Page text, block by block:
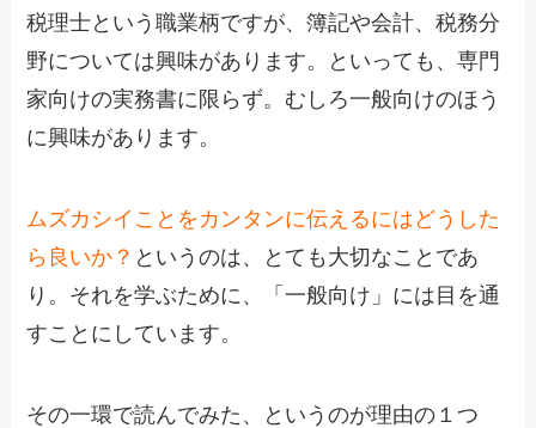
税理士という職業柄ですが、簿記や会計、税務分
野については興味があります。といっても、専門
家向けの実務書に限らず。むしろ一般向けのほう
に興味があります。
ムズカシイことをカンタンに伝えるにはどうした
ら良いか？ というのは、とても大切なことであ
り。それを学ぶために、「一般向け」には目を通
すことにしています。
その一環で読んでみた、というのが理由の１つ